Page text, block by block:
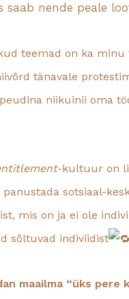
saab nende peale
teemad on ka
tänavale
niikuinii oma
-kultuur on
sotsiaal-
mis on ja ei ole
sõltuvad indiviidist
maailma “üks pere